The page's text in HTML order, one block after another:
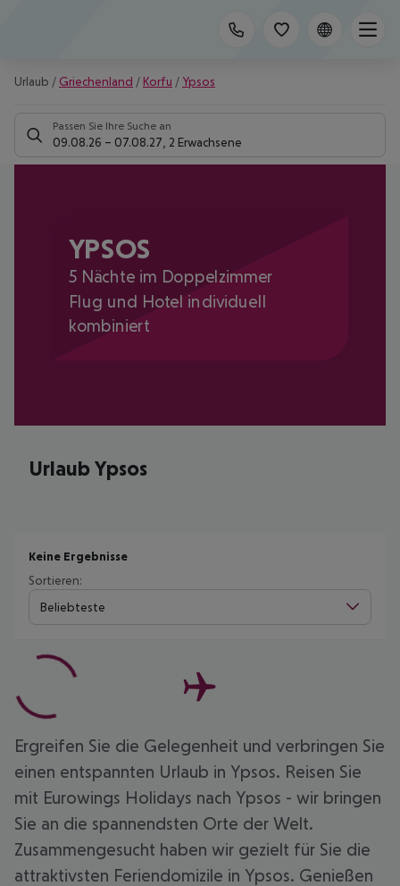
Urlaub / Griechenland / Korfu / Ypsos
Passen Sie Ihre Suche an
09.08.26 – 07.08.27 2 Erwachsene
YPSOS
5 Nächte im Doppelzimmer
Flug und Hotel individuell
kombiniert
Urlaub Ypsos
Keine Ergebnisse
Sortieren:
Beliebteste
Ergreifen Sie die Gelegenheit und verbringen Sie
einen entspannten Urlaub in Ypsos. Reisen Sie
mit Eurowings Holidays nach Ypsos - wir bringen
Sie an die spannendsten Orte der Welt.
Zusammengesucht haben wir gezielt für Sie die
attraktivsten Feriendomizile in Ypsos. Genießen